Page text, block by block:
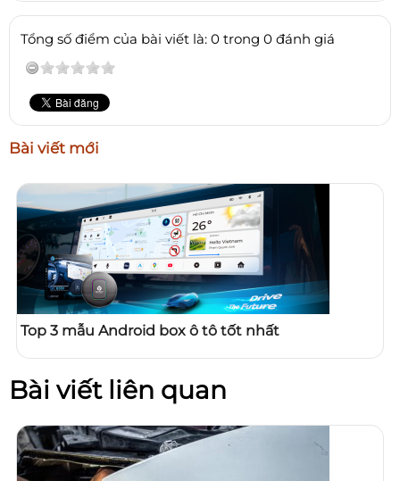
Tổng số điểm của bài viết là: 0 trong 0 đánh giá
Bài viết mới
Top 3 mẫu Android box ô tô tốt nhất
Bài viết liên quan